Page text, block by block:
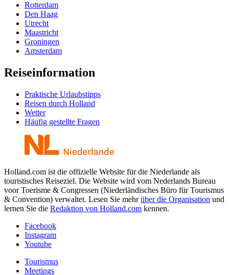
Rotterdam
Den Haag
Utrecht
Maastricht
Groningen
Amsterdam
Reiseinformation
Praktische Urlaubstipps
Reisen durch Holland
Wetter
Häufig gestellte Fragen
Holland.com ist die offizielle Website für die Niederlande als
touristisches Reiseziel. Die Website wird vom Nederlands Bureau
voor Toerisme & Congressen (Niederländisches Büro für Tourismus
& Convention) verwaltet. Lesen Sie mehrüber die Organisation und
lernen Sie die Redaktion von Holland.com kennen.
Facebook
Instagram
Youtube
Tourismus
Meetings